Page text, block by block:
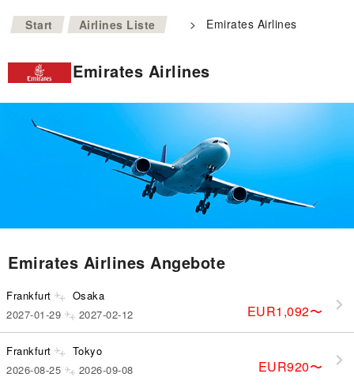
Start >
Airlines Liste > Emirates Airlines
Emirates Airlines
Emirates Airlines Angebote
Frankfurt Osaka
EUR1,092〜
2027-01-29 2027-02-12
Frankfurt Tokyo
EUR920〜
2026-08-25 2026-09-08